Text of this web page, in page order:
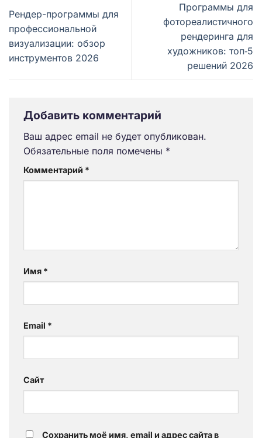
Рендер-программы для
профессиональной
визуализации: обзор
инструментов 2026
Программы для
фотореалистичного
рендеринга для
художников: топ‑5
решений 2026
Добавить комментарий
Ваш адрес email не будет опубликован.
Обязательные поля помечены *
Комментарий *
Имя *
Email *
Сайт
Сохранить моё имя, email и адрес сайта в